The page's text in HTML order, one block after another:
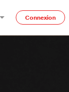
Connexion